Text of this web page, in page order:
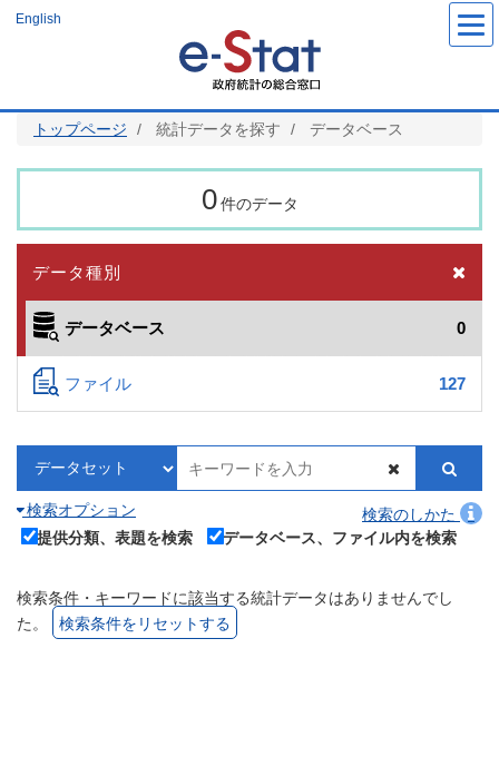
ツ
English
トップページ 統計データを探す データベース
0 件のデータ
データ種別
データベース 0
ファイル 127
検索オプション
検索のしかた
提供分類、表題を検索
データベース、ファイル内を検索
検索条件・キーワードに該当する統計データはありませんでし
た。
検索条件をリセットする